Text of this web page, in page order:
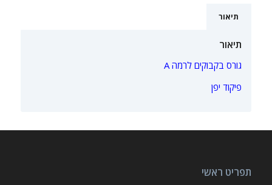
תיאור
תיאור
גורס בקבוקים לרמה A
פיקוד יפן
תפריט ראשי